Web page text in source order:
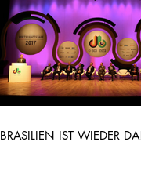
BRASILIEN IST WIEDER